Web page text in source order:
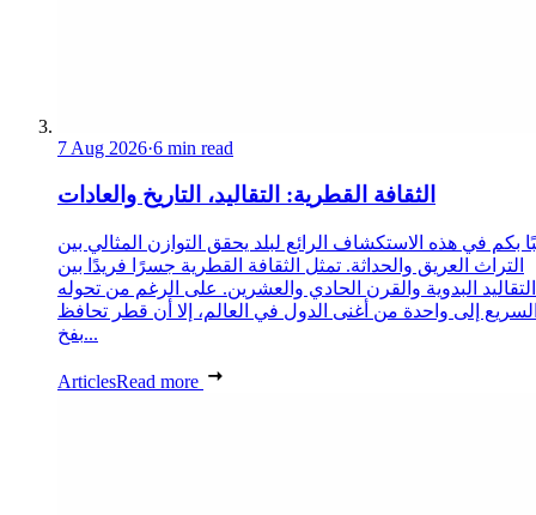
7 Aug 2026·6 min read
الثقافة القطرية: التقاليد، التاريخ والعادات
بكم في هذه الاستكشاف الرائع لبلد يحقق التوازن المثالي بين
التراث العريق والحداثة. تمثل الثقافة القطرية جسرًا فريدًا بين
التقاليد البدوية والقرن الحادي والعشرين. على الرغم من تحوله
إلى واحدة من أغنى الدول في العالم، إلا أن قطر تحافظ
بفخ...
ArticlesRead more